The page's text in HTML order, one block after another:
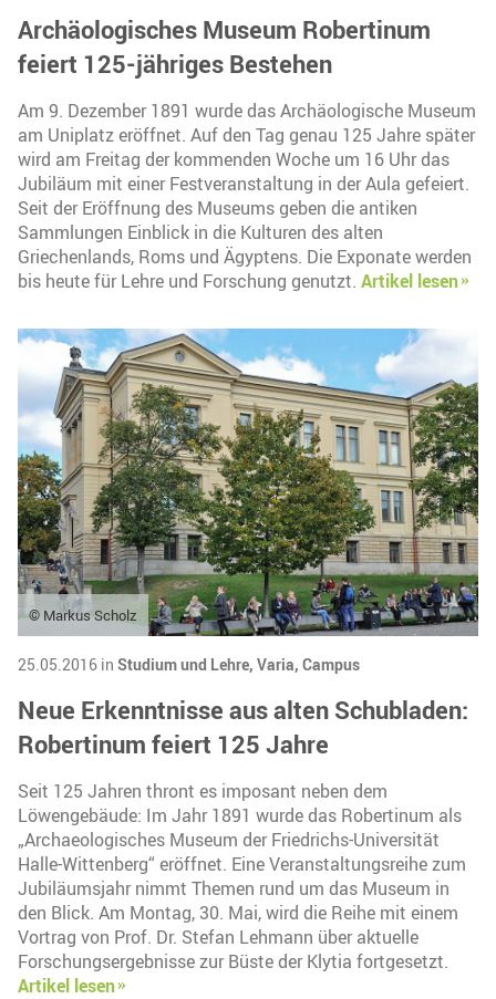
Archäologisches Museum Robertinum
feiert 125-jähriges Bestehen
Am 9. Dezember 1891 wurde das Archäologische Museum
am Uniplatz eröffnet. Auf den Tag genau 125 Jahre später
wird am Freitag der kommenden Woche um 16 Uhr das
Jubiläum mit einer Festveranstaltung in der Aula gefeiert.
Seit der Eröffnung des Museums geben die antiken
Sammlungen Einblick in die Kulturen des alten
Griechenlands, Roms und Ägyptens. Die Exponate werden
bis heute für Lehre und Forschung genutzt. Artikel lesen
© Markus Scholz
25.05.2016 in Studium und Lehre, Varia, Campus
Neue Erkenntnisse aus alten Schubladen:
Robertinum feiert 125 Jahre
Seit 125 Jahren thront es imposant neben dem
Löwengebäude: Im Jahr 1891 wurde das Robertinum als
„Archaeologisches Museum der Friedrichs-Universität
Halle-Wittenberg“ eröffnet. Eine Veranstaltungsreihe zum
Jubiläumsjahr nimmt Themen rund um das Museum in
den Blick. Am Montag, 30. Mai, wird die Reihe mit einem
Vortrag von Prof. Dr. Stefan Lehmann über aktuelle
Forschungsergebnisse zur Büste der Klytia fortgesetzt.
Artikel lesen